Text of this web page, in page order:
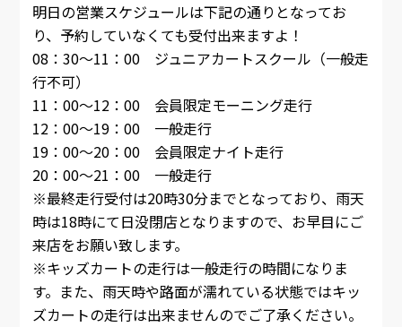
明日の営業スケジュールは下記の通りとなってお
り、予約していなくても受付出来ますよ！
08：30～11：00 ジュニアカートスクール（一般走
行不可）
11：00～12：00 会員限定モーニング走行
12：00～19：00 一般走行
19：00～20：00 会員限定ナイト走行
20：00～21：00 一般走行
※最終走行受付は20時30分までとなっており、雨天
時は18時にて日没閉店となりますので、お早目にご
来店をお願い致します。
※キッズカートの走行は一般走行の時間になりま
す。また、雨天時や路面が濡れている状態ではキッ
ズカートの走行は出来ませんのでご了承ください。